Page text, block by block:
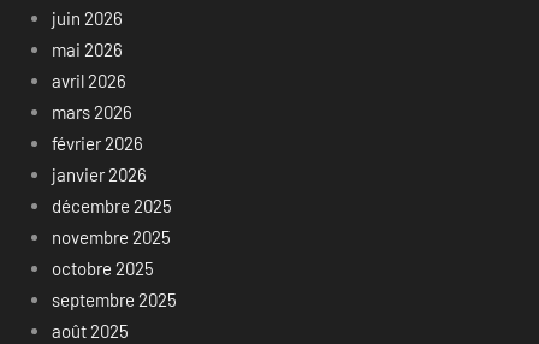
juin 2026
mai 2026
avril 2026
mars 2026
février 2026
janvier 2026
décembre 2025
novembre 2025
octobre 2025
septembre 2025
août 2025